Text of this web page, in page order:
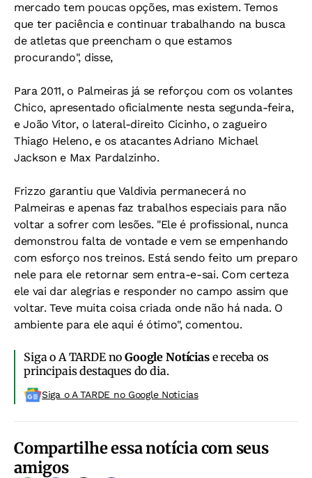
mercado tem poucas opções, mas existem. Temos
que ter paciência e continuar trabalhando na busca
de atletas que preencham o que estamos
procurando", disse,
Para 2011, o Palmeiras já se reforçou com os volantes
Chico, apresentado oficialmente nesta segunda-feira,
e João Vitor, o lateral-direito Cicinho, o zagueiro
Thiago Heleno, e os atacantes Adriano Michael
Jackson e Max Pardalzinho.
Frizzo garantiu que Valdivia permanecerá no
Palmeiras e apenas faz trabalhos especiais para não
voltar a sofrer com lesões. "Ele é profissional, nunca
demonstrou falta de vontade e vem se empenhando
com esforço nos treinos. Está sendo feito um preparo
nele para ele retornar sem entra-e-sai. Com certeza
ele vai dar alegrias e responder no campo assim que
voltar. Teve muita coisa criada onde não há nada. O
ambiente para ele aqui é ótimo", comentou.
Siga o A TARDE noGoogle Notíciase receba os
principais destaques do dia.
Siga o A TARDE no Google Noticias
Compartilhe essa notícia com seus
amigos